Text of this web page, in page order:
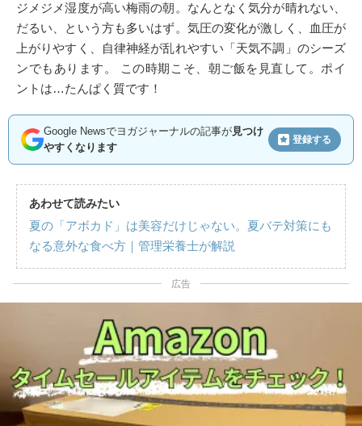
ジメジメ湿度が高い梅雨の朝。なんとなく気分が晴れない、
だるい、という方も多いはず。気圧の変化が激しく、血圧が
上がりやすく、自律神経が乱れやすい「天気不調」のシーズ
ンでもあります。 この時期こそ、朝ご飯を見直して。ポイ
ントは…たんぱく質です！
Google Newsでヨガジャーナルの記事が見つけ
やすくなります
登録する
あわせて読みたい
夏の「アボカド」は美容だけじゃない。夏バテ対策にも
なる意外な食べ方｜管理栄養士が解説
広告